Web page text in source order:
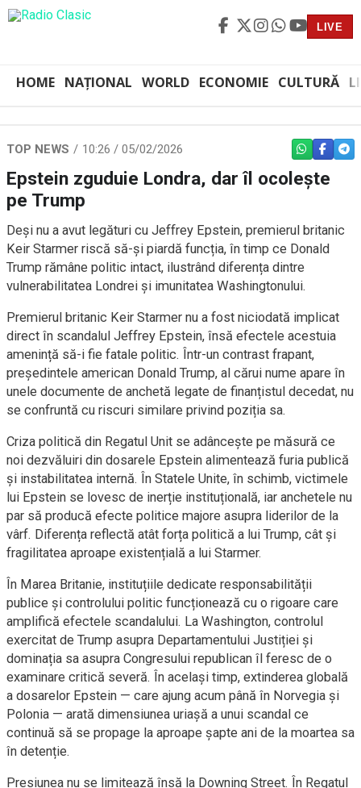
LIVE
HOME NAȚIONAL WORLD ECONOMIE CULTURĂ
TOP NEWS 10:26 / 05/02/2026 WHATSAPP
Epstein zguduie Londra, dar îl ocolește
pe Trump
Deși nu a avut legături cu Jeffrey Epstein, premierul britanic
Keir Starmer riscă să-și piardă funcția, în timp ce Donald
Trump rămâne politic intact, ilustrând diferența dintre
vulnerabilitatea Londrei și imunitatea Washingtonului.
Premierul britanic Keir Starmer nu a fost niciodată implicat
direct în scandalul Jeffrey Epstein, însă efectele acestuia
amenință să-i fie fatale politic. Într-un contrast frapant,
președintele american Donald Trump, al cărui nume apare în
unele documente de anchetă legate de finanțistul decedat, nu
se confruntă cu riscuri similare privind poziția sa.
Criza politică din Regatul Unit se adâncește pe măsură ce
noi dezvăluiri din dosarele Epstein alimentează furia publică
și instabilitatea internă. În Statele Unite, în schimb, victimele
lui Epstein se lovesc de inerție instituțională, iar anchetele nu
par să producă efecte politice majore asupra liderilor de la
vârf. Diferența reflectă atât forța politică a lui Trump, cât și
fragilitatea aproape existențială a lui Starmer.
În Marea Britanie, instituțiile dedicate responsabilității
publice și controlului politic funcționează cu o rigoare care
amplifică efectele scandalului. La Washington, controlul
exercitat de Trump asupra Departamentului Justiției și
dominația sa asupra Congresului republican îl feresc de o
examinare critică severă. În același timp, extinderea globală
a dosarelor Epstein — care ajung acum până în Norvegia și
Polonia — arată dimensiunea uriașă a unui scandal ce
continuă să se propage la aproape șapte ani de la moartea sa
în detenție.
Presiunea nu se limitează însă la Downing Street. În Regatul